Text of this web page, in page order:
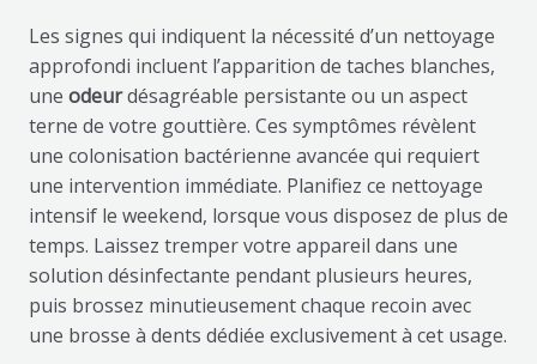
Les signes qui indiquent la nécessité d’un nettoyage
approfondi incluent l’apparition de taches blanches,
une odeurdésagréable persistante ou un aspect
terne de votre gouttière. Ces symptômes révèlent
une colonisation bactérienne avancée qui requiert
une intervention immédiate. Planifiez ce nettoyage
intensif le weekend, lorsque vous disposez de plus de
temps. Laissez tremper votre appareil dans une
solution désinfectante pendant plusieurs heures,
puis brossez minutieusement chaque recoin avec
une brosse à dents dédiée exclusivement à cet usage.